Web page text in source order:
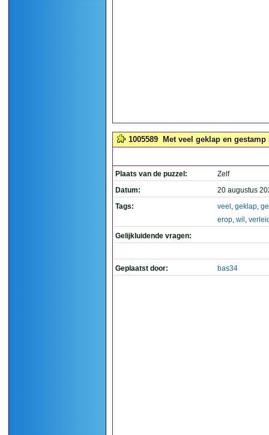
1005589 Met veel geklap en
Plaats van de puzzel:
Zelf
Datum:
20 augustus
Tags:
veel , geklap,
erop, wil ,
Gelijkluidende vragen:
Geplaatst door: bas34